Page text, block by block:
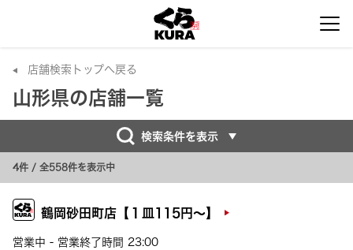
店舗検索トップへ戻る
山形県の店舗一覧
検索条件を表示
4件 / 全558件を表示中
鶴岡砂田町店【１皿115円～】
営業中 - 営業終了時間 23:00